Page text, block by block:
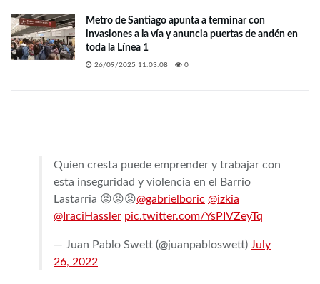
Metro de Santiago apunta a terminar con
invasiones a la vía y anuncia puertas de andén en
toda la Línea 1
26/09/2025 11:03:08 0
Quien cresta puede emprender y trabajar con
esta inseguridad y violencia en el Barrio
Lastarria 😡😡😡@gabrielboric @izkia
@IraciHassler pic.twitter.com/YsPIVZeyTq
— Juan Pablo Swett (@juanpabloswett) July
26, 2022